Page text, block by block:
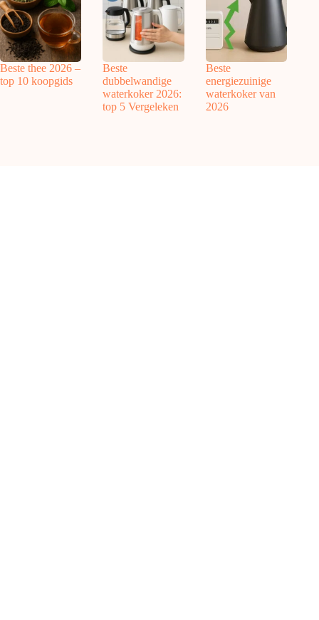
Beste thee 2026 –
top 10 koopgids
Beste
dubbelwandige
waterkoker 2026:
top 5 Vergeleken
Beste
energiezuinige
waterkoker van
2026